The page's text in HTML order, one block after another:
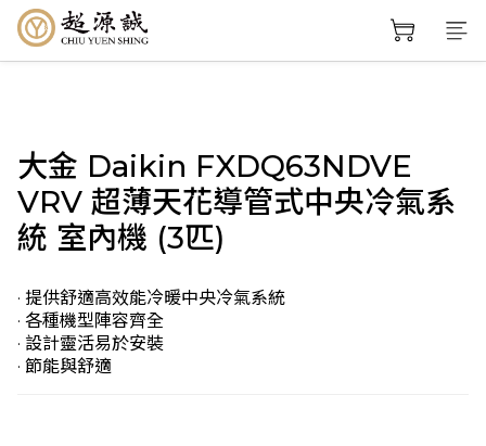
大金 Daikin FXDQ63NDVE
VRV 超薄天花導管式中央冷氣系
統 室內機 (3匹)
· 提供舒適高效能冷暖中央冷氣系統
· 各種機型陣容齊全
· 設計靈活易於安裝
· 節能與舒適